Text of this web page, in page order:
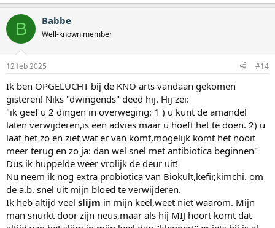
B Babbe
Well-known member
12 feb 2025 #14
Ik ben OPGELUCHT bij de KNO arts vandaan gekomen
gisteren! Niks "dwingends" deed hij. Hij zei:
"ik geef u 2 dingen in overweging: 1 ) u kunt de amandel
laten verwijderen,is een advies maar u hoeft het te doen. 2) u
laat het zo en ziet wat er van komt,mogelijk komt het nooit
meer terug en zo ja: dan wel snel met antibiotica beginnen"
Dus ik huppelde weer vrolijk de deur uit!
Nu neem ik nog extra probiotica van Biokult,kefir,kimchi. om
de a.b. snel uit mijn bloed te verwijderen.
Ik heb altijd veel slijm in mijn keel,weet niet waarom. Mijn
man snurkt door zijn neus,maar als hij MIJ hoort komt dat